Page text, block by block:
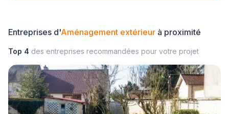
Entreprises d'Aménagement extérieur à proximité
Top 4 des entreprises recommandées pour votre projet